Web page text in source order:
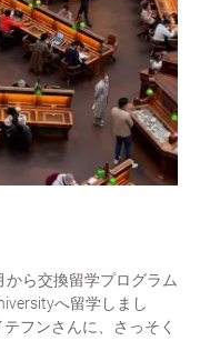
ら交換留学プログラム
へ留学しまし
フンさんに、さっそく